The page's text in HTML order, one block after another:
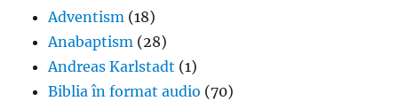
Adventism (18)
Anabaptism (28)
Andreas Karlstadt (1)
Biblia în format audio (70)